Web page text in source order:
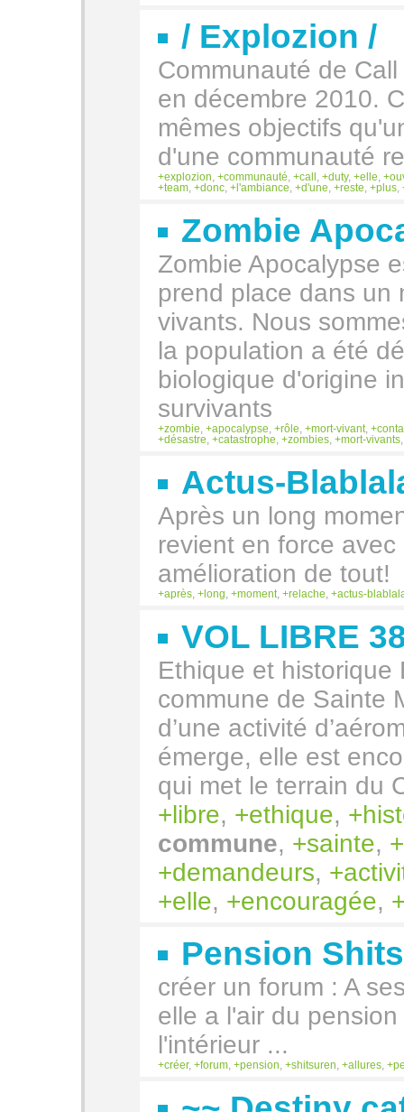
/ Explozion /
Communauté de
en décembre 2010.
mêmes objectifs
d'une communauté
explozion communauté call duty, elle
team
donc l'ambiance d'une reste plus
Zombie
Zombie Apocalypse
prend place dans un
vivants. Nous
la population a été
biologique d'origine
survivants
zombie apocalypse rôle mort-vivant
désastre
catastrophe zombies mort-vivants
Actus-
Après un long
revient en force
amélioration de tout!
après long moment relache actus-
VOL LIBRE
Ethique et
commune de Sainte
d’une activité
émerge, elle est
qui met le terrain du
libre, ethique,
commune, sainte,
demandeurs,
elle, encouragée,
Pension
créer un forum : A
elle a l'air du
l'intérieur ...
créer, forum pension shitsuren allures